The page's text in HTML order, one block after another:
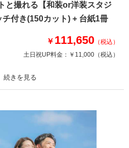
にもご用意。背景がシンプルだからこ
際立つ一枚に仕上がります。
所： 浅草店スタジオ
を確認する
と撮れる【和装or洋装スタジ
付き(150カット) + 台紙1冊
￥ 111,650 （税込）
土日祝UP料金： ￥11,000 （税込）
プラン詳細
ヘアメイク